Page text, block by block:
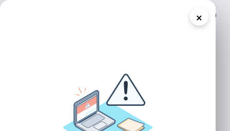
×
„Es sind doch nur
ein paar Kinder